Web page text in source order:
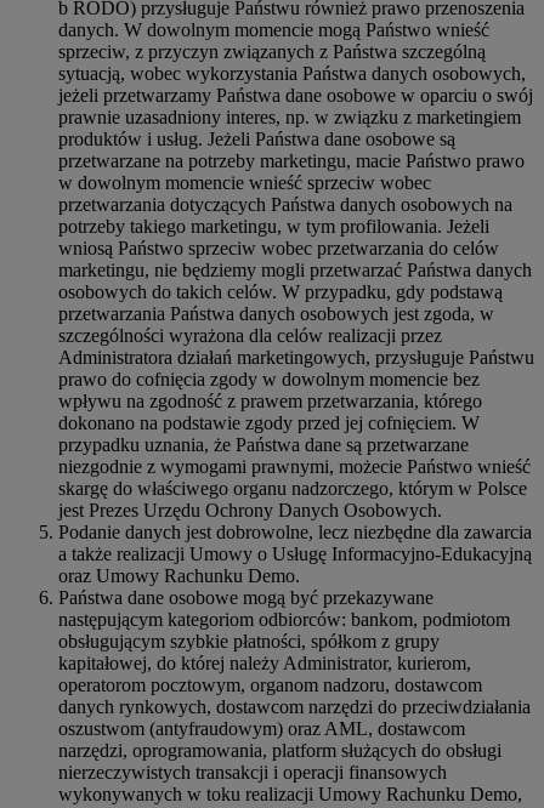
b RODO) przysługuje Państwu również prawo przenoszenia
danych. W dowolnym momencie mogą Państwo wnieść
sprzeciw, z przyczyn związanych z Państwa szczególną
sytuacją, wobec wykorzystania Państwa danych osobowych,
jeżeli przetwarzamy Państwa dane osobowe w oparciu o swój
prawnie uzasadniony interes, np. w związku z marketingiem
produktów i usług. Jeżeli Państwa dane osobowe są
przetwarzane na potrzeby marketingu, macie Państwo prawo
w dowolnym momencie wnieść sprzeciw wobec
przetwarzania dotyczących Państwa danych osobowych na
potrzeby takiego marketingu, w tym profilowania. Jeżeli
wniosą Państwo sprzeciw wobec przetwarzania do celów
marketingu, nie będziemy mogli przetwarzać Państwa danych
osobowych do takich celów. W przypadku, gdy podstawą
przetwarzania Państwa danych osobowych jest zgoda, w
szczególności wyrażona dla celów realizacji przez
Administratora działań marketingowych, przysługuje Państwu
prawo do cofnięcia zgody w dowolnym momencie bez
wpływu na zgodność z prawem przetwarzania, którego
dokonano na podstawie zgody przed jej cofnięciem. W
przypadku uznania, że Państwa dane są przetwarzane
niezgodnie z wymogami prawnymi, możecie Państwo wnieść
skargę do właściwego organu nadzorczego, którym w Polsce
jest Prezes Urzędu Ochrony Danych Osobowych.
Podanie danych jest dobrowolne, lecz niezbędne dla zawarcia
a także realizacji Umowy o Usługę Informacyjno-Edukacyjną
oraz Umowy Rachunku Demo.
Państwa dane osobowe mogą być przekazywane
następującym kategoriom odbiorców: bankom, podmiotom
obsługującym szybkie płatności, spółkom z grupy
kapitałowej, do której należy Administrator, kurierom,
operatorom pocztowym, organom nadzoru, dostawcom
danych rynkowych, dostawcom narzędzi do przeciwdziałania
oszustwom (antyfraudowym) oraz AML, dostawcom
narzędzi, oprogramowania, platform służących do obsługi
nierzeczywistych transakcji i operacji finansowych
wykonywanych w toku realizacji Umowy Rachunku Demo,